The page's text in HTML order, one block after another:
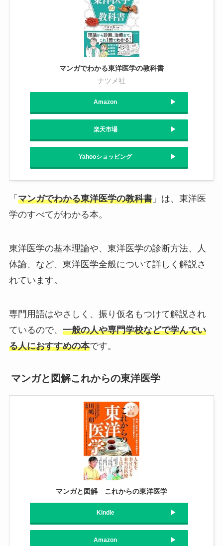
マンガでわかる東洋医学の教科書
ナツメ社
Amazon
楽天市場
Yahooショッピング
「 マンガでわかる東洋医学の教科書」は、東洋医
学のすべてがわかる本。
東洋医学の基本理論や、東洋医学の診断方法、人
体論、など、東洋医学全般について詳しく解説さ
れています。
専門用語はやさしく、振り仮名もつけて解説され
ているので、 一般の人や専門学校などで学んでい
る人におすすめの本です。
マンガと図解これからの東洋医学
マンガと図解 これからの東洋医学
Kindle
Amazon